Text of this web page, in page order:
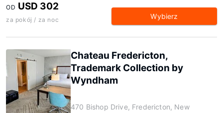
OD USD 302
za pokój / za noc Wybierz
Chateau Fredericton,
Trademark Collection by
Wyndham
470 Bishop Drive, Fredericton, New